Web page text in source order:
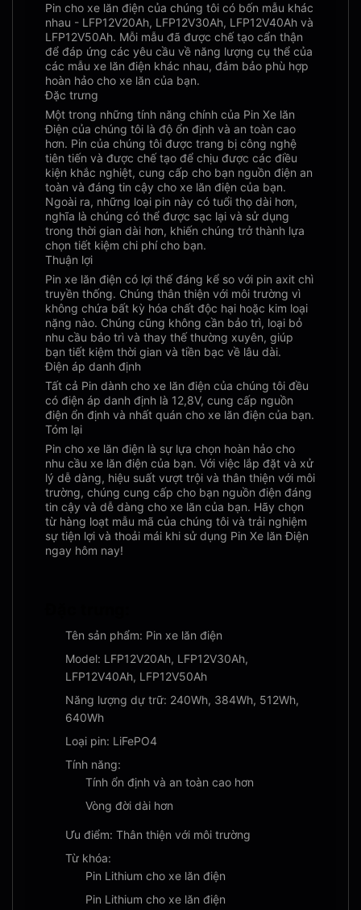
Pin cho xe lăn điện của chúng tôi có bốn mẫu khác
nhau - LFP12V20Ah, LFP12V30Ah, LFP12V40Ah và
LFP12V50Ah. Mỗi mẫu đã được chế tạo cẩn thận
để đáp ứng các yêu cầu về năng lượng cụ thể của
các mẫu xe lăn điện khác nhau, đảm bảo phù hợp
hoàn hảo cho xe lăn của bạn.
Đặc trưng
Một trong những tính năng chính của Pin Xe lăn
Điện của chúng tôi là độ ổn định và an toàn cao
hơn. Pin của chúng tôi được trang bị công nghệ
tiên tiến và được chế tạo để chịu được các điều
kiện khắc nghiệt, cung cấp cho bạn nguồn điện an
toàn và đáng tin cậy cho xe lăn điện của bạn.
Ngoài ra, những loại pin này có tuổi thọ dài hơn,
nghĩa là chúng có thể được sạc lại và sử dụng
trong thời gian dài hơn, khiến chúng trở thành lựa
chọn tiết kiệm chi phí cho bạn.
Thuận lợi
Pin xe lăn điện có lợi thế đáng kể so với pin axit chì
truyền thống. Chúng thân thiện với môi trường vì
không chứa bất kỳ hóa chất độc hại hoặc kim loại
nặng nào. Chúng cũng không cần bảo trì, loại bỏ
nhu cầu bảo trì và thay thế thường xuyên, giúp
bạn tiết kiệm thời gian và tiền bạc về lâu dài.
Điện áp danh định
Tất cả Pin dành cho xe lăn điện của chúng tôi đều
có điện áp danh định là 12,8V, cung cấp nguồn
điện ổn định và nhất quán cho xe lăn điện của bạn.
Tóm lại
Pin cho xe lăn điện là sự lựa chọn hoàn hảo cho
nhu cầu xe lăn điện của bạn. Với việc lắp đặt và xử
lý dễ dàng, hiệu suất vượt trội và thân thiện với môi
trường, chúng cung cấp cho bạn nguồn điện đáng
tin cậy và dễ dàng cho xe lăn của bạn. Hãy chọn
từ hàng loạt mẫu mã của chúng tôi và trải nghiệm
sự tiện lợi và thoải mái khi sử dụng Pin Xe lăn Điện
ngay hôm nay!
Tên sản phẩm: Pin xe lăn điện
Model: LFP12V20Ah, LFP12V30Ah,
LFP12V40Ah, LFP12V50Ah
Năng lượng dự trữ: 240Wh, 384Wh, 512Wh,
640Wh
Loại pin: LiFePO4
Tính năng:
Tính ổn định và an toàn cao hơn
Vòng đời dài hơn
Ưu điểm: Thân thiện với môi trường
Từ khóa:
Pin Lithium cho xe lăn điện
Pin Lithium cho xe lăn điện